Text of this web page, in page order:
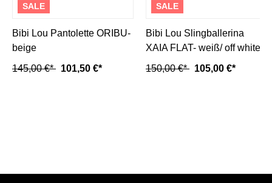
SALE
Bibi Lou Pantolette ORIBU-
beige
145,00 €* 101,50 €*
SALE
Bibi Lou Slingballerina
XAIA FLAT- weiß/ off white
150,00 €* 105,00 €*